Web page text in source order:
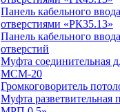
Панель кабельного
отверстиями «РК35.13»
Панель кабельного
отверстий
Муфта соединительная
МСМ-20
Громкоговоритель
Муфта разветвительная